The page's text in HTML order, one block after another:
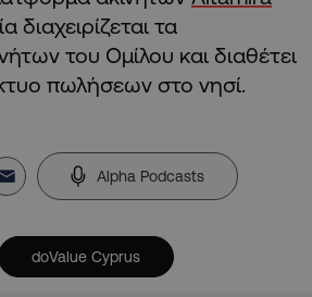
διαχειρίζεται τα
του Ομίλου και διαθέτει
πωλήσεων στο νησί.
Alpha Podcasts
doValue Cyprus